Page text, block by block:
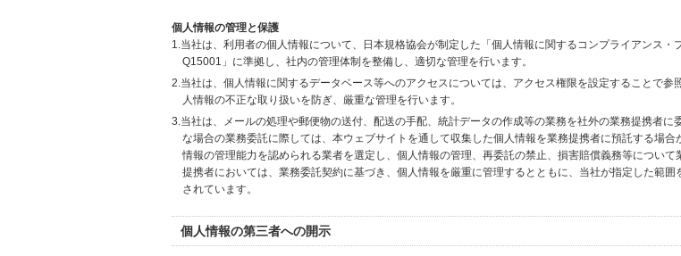
個人情報の管理と保護
1.当社は、利用者の個人情報について、日本規格協会が制定した「個人情報に関するコンプライアンス
Q15001」に準拠し、社内の管理体制を整備し、適切な管理を行います。
2.当社は、個人情報に関するデータベース等へのアクセスについては、アクセス権限を設定することで参
人情報の不正な取り扱いを防ぎ、厳重な管理を行います。
3.当社は、メールの処理や郵便物の送付、配送の手配、統計データの作成等の業務を社外の業務提携者に
な場合の業務委託に際しては、本ウェブサイトを通して収集した個人情報を業務提携者に預託する場合
情報の管理能力を認められる業者を選定し、個人情報の管理、再委託の禁止、損害賠償義務等について
提携者においては、業務委託契約に基づき、個人情報を厳重に管理するとともに、当社が指定した範囲
されています。
個人情報の第三者への開示